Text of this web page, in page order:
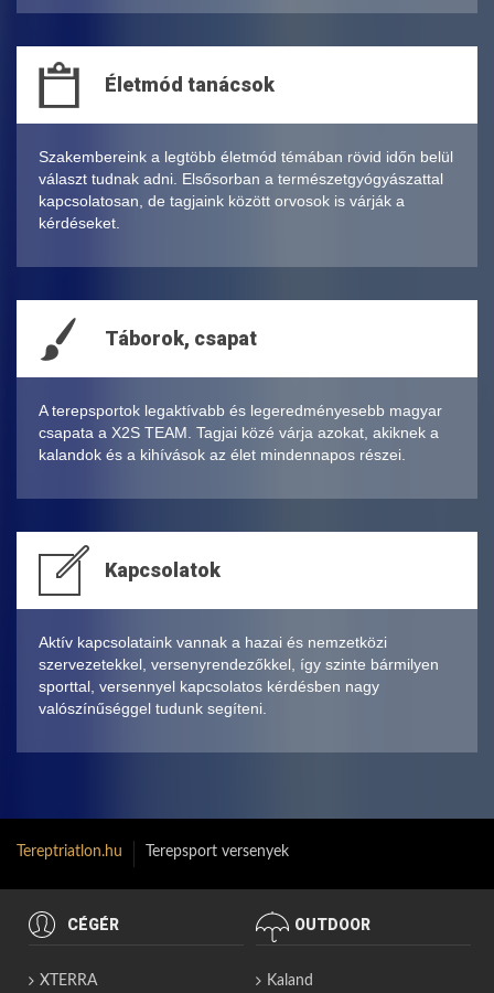
Életmód tanácsok
Szakembereink a legtöbb életmód témában rövid időn belül
választ tudnak adni. Elsősorban a természetgyógyászattal
kapcsolatosan, de tagjaink között orvosok is várják a
kérdéseket.
Táborok, csapat
A terepsportok legaktívabb és legeredményesebb magyar
csapata a X2S TEAM. Tagjai közé várja azokat, akiknek a
kalandok és a kihívások az élet mindennapos részei.
Kapcsolatok
Aktív kapcsolataink vannak a hazai és nemzetközi
szervezetekkel, versenyrendezőkkel, így szinte bármilyen
sporttal, versennyel kapcsolatos kérdésben nagy
valószínűséggel tudunk segíteni.
Tereptriatlon.hu Terepsport versenyek
CÉGÉR
XTERRA
OUTDOOR
Kaland